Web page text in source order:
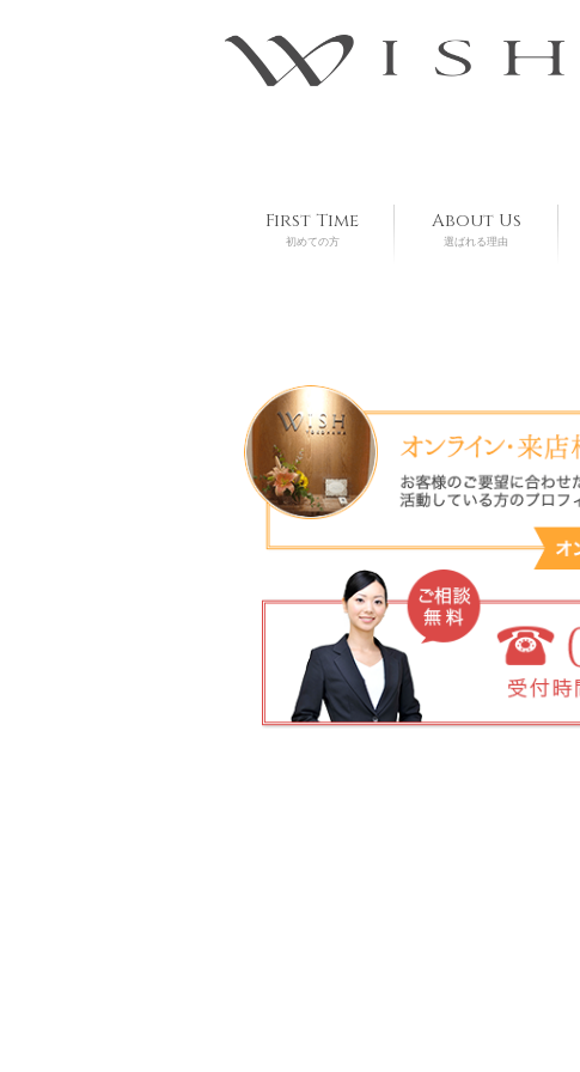
First Time
初めての方
About Us
選ばれる理由